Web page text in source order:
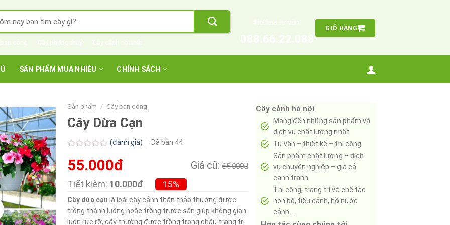
GIỎ HÀNG
SẢN PHẨM MUA NHIỀU CHÍNH SÁCH
Sản phẩm / Cây ban công
Cây Dừa Cạn
xếp
hạng
5
(đánh giá) Đã bán 44
55.000đ Giá cũ: 65.000đ
Tiết kiệm: 10.000đ 15%
Cây dừa cạn là loài cây cảnh thân thảo thường được
trồng thành luống hoặc trồng trước sân giúp không gian
luôn rực rỡ, cây thường được trồng trong chậu trang trí
Cây cảnh hà nội
Mang đến những sản phẩm và
dịch vụ chất lượng nhất
Tư vấn – thiết kế – thi công
Sản phẩm chất lượng – dịch
vụ chuyên nghiệp – giá cả
cạnh tranh
Thi công, trang trí và chế tác
non bộ, tiểu cảnh, hồ nước
cảnh ….